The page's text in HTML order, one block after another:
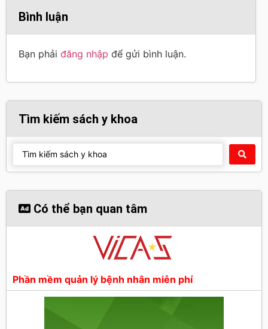
Bình luận
Bạn phải đăng nhập để gửi bình luận.
Tìm kiếm sách y khoa
Có thể bạn quan tâm
Phần mềm quản lý bệnh nhân miễn phí